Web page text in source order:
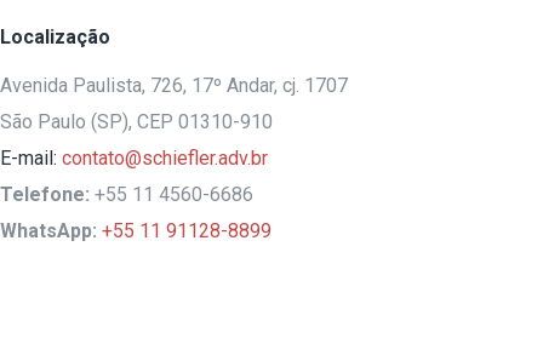
Localização
Avenida Paulista, 726, 17º Andar, cj. 1707
São Paulo (SP), CEP 01310-910
E-mail: contato@schiefler.adv.br
Telefone: +55 11 4560-6686
WhatsApp: +55 11 91128-8899